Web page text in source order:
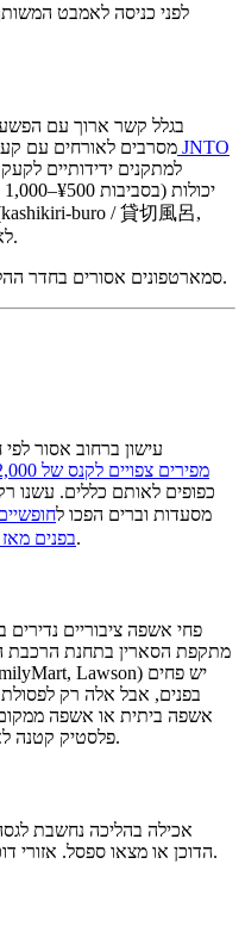
לפני כניסה לאמבט
בגלל קשר ארוך עם הפשע
מסרבים לאורחים עם מדריך האונסן הרשמי של JNTO
למתקנים ידידותיים
¥2,000–5,000 לשעה) לא בודק קעקועים.
סמארטפונים אסורים בחדר ההלבשה — למניעת כל אפשרות של צילום.
עישון ברחוב אסור לפי
Chiyoda, מפירים צפויים לקנס של ¥2,000
ייעודיים (kitsuenjo / 喫煙所). מסעדות וברים הפכו ל
בפנים מאז 2020לפי חוק קידום הבריאות המעודכן.
פחי אשפה ציבוריים
בפנים, אבל אלה רק
אשפה ביתית או אשפה
פלסטיק קטנה לאשפה שלכם היא הפתרון הפשוט ביותר.
אכילה בהליכה נחשבת
הדוכן או מצאו ספסל. אזורי דוכני אוכל בפסטיבלים הם היוצא מן הכלל.